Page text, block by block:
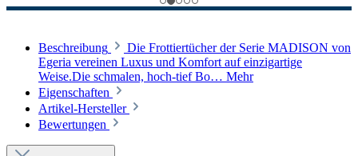
Beschreibung
Die Frottiertücher der Serie MADISON von
Egeria vereinen Luxus und Komfort auf einzigartige
Weise.Die schmalen, hoch-tief Bo… Mehr
Eigenschaften
Artikel-Hersteller
Bewertungen